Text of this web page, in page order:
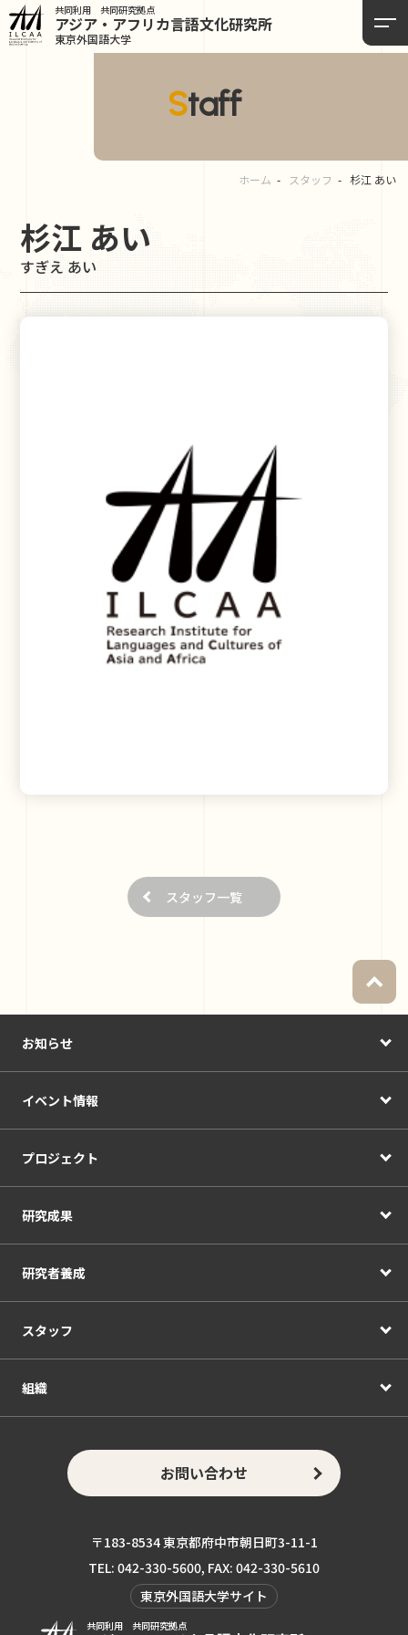
共同利用 共同研究拠点
アジア・アフリカ言語文化研究所
東京外国語大学
Staff
ホーム スタッフ 杉江 あい
杉江 あい
すぎえ あい
スタッフ一覧
お知らせ
イベント情報
プロジェクト
研究成果
研究者養成
スタッフ
組織
お問い合わせ
〒183-8534 東京都府中市朝日町3-11-1
TEL: 042-330-5600, FAX: 042-330-5610
東京外国語大学サイト
共同利用 共同研究拠点